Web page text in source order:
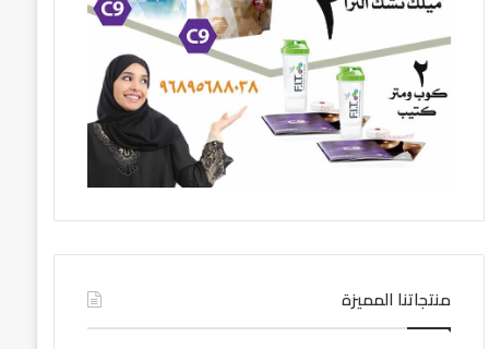
منتجاتنا المميزة